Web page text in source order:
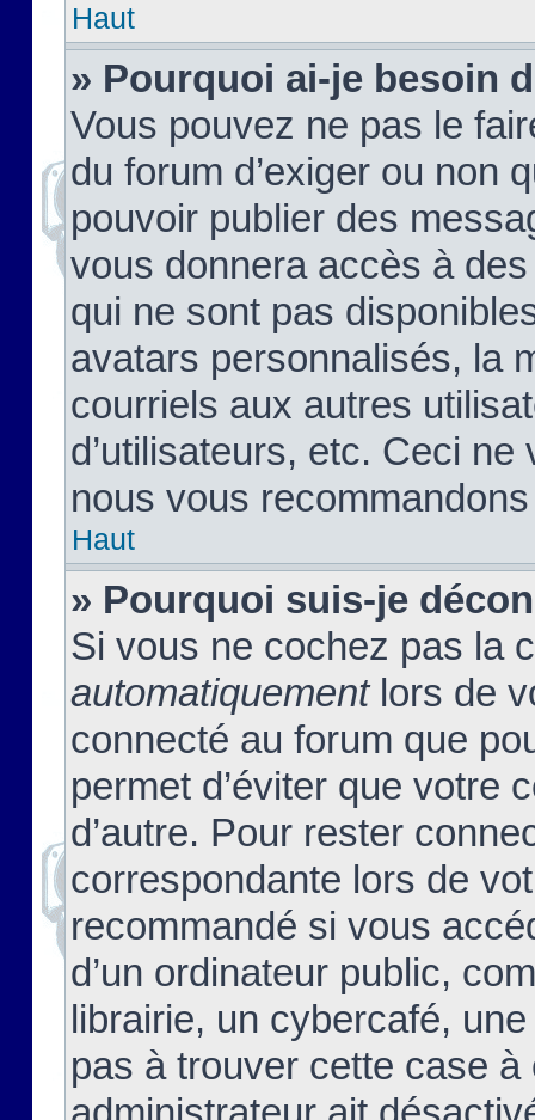
Haut
» Pourquoi ai-je besoin
Vous pouvez ne pas le
du forum d’exiger ou non
pouvoir publier des
vous donnera accès à
qui ne sont pas
avatars personnalisés, la
courriels aux autres
d’utilisateurs, etc. Ceci
nous vous
Haut
» Pourquoi suis-je
Si vous ne cochez pas la
automatiquementlors de
connecté au forum que
permet d’éviter que votre
d’autre. Pour rester
correspondante lors de
recommandé si vous
d’un ordinateur public,
librairie, un cybercafé,
pas à trouver cette case à